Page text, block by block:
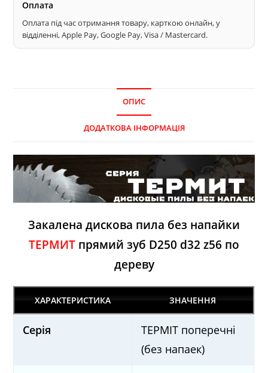
Оплата
Оплата під час отримання товару, карткою онлайн, у
відділенні, Apple Pay, Google Pay, Visa / Mastercard.
ОПИС
ДОДАТКОВА ІНФОРМАЦІЯ
Закалена дискова пила без напайки
ТЕРМИТ прямий зуб D250 d32 z56 по
дереву
ХАРАКТЕРИСТИКА ЗНАЧЕННЯ
Серія
ТЕРМІТ поперечні
(без напаек)